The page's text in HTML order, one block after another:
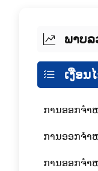
ພາບລ
ເງື່ອນ
ການອອກຈໍາ
ການອອກຈໍາ
ການອອກຈໍາ